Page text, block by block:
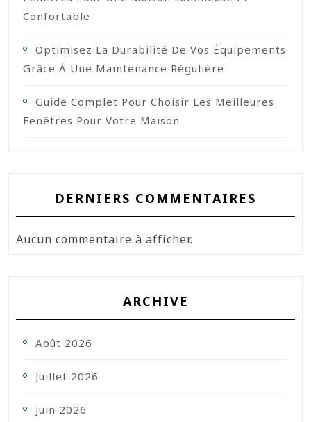
Confortable
Optimisez La Durabilité De Vos Équipements
Grâce À Une Maintenance Régulière
Guide Complet Pour Choisir Les Meilleures
Fenêtres Pour Votre Maison
DERNIERS COMMENTAIRES
Aucun commentaire à afficher.
ARCHIVE
Août 2026
Juillet 2026
Juin 2026